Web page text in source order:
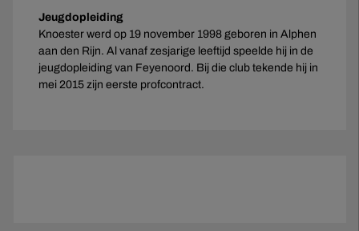
Jeugdopleiding
Knoester werd op 19 november 1998 geboren in Alphen
aan den Rijn. Al vanaf zesjarige leeftijd speelde hij in de
jeugdopleiding van Feyenoord. Bij die club tekende hij in
mei 2015 zijn eerste profcontract.